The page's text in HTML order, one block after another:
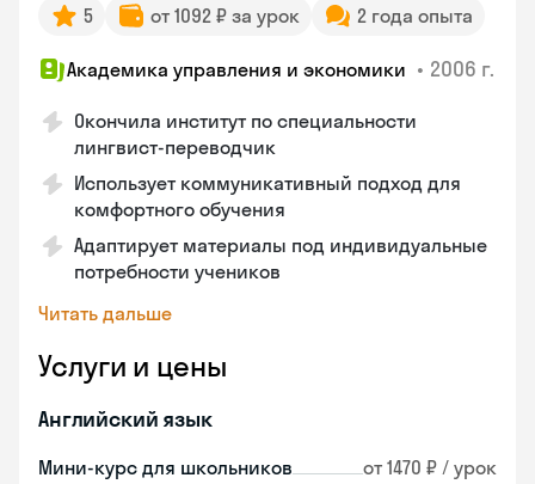
5 от 1092 ₽ за урок 2 года опыта
Академика управления и экономики • 2006 г.
Окончила институт по специальности
лингвист-переводчик
Использует коммуникативный подход для
комфортного обучения
Адаптирует материалы под индивидуальные
потребности учеников
Читать дальше
Услуги и цены
Английский язык
Мини-курс для школьников от 1470 ₽ / урок